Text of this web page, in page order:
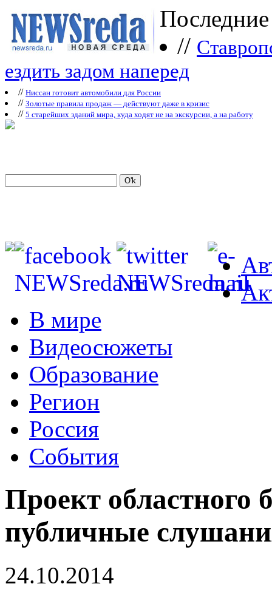
//
ездить задом наперед
// Ниссан готовит автомобили для России
// Зoлoтые прaвилa продаж — действуют даже в кризис
// 5 старейших зданий мира, куда ходят не на экскурсии, а на работу
В мире
Видеосюжеты
Образование
Регион
Россия
События
Проект областного
публичные
24.10.2014